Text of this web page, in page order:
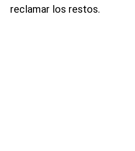
reclamar los restos.